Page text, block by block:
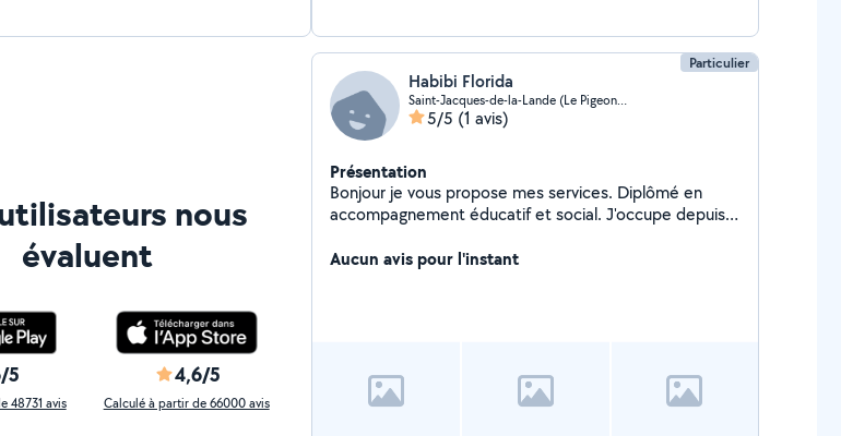
nous
évaluent
5
48731 avis
4,6/5
Calculé à partir de 66000 avis
Particulier
Habibi Florida
Saint-Jacques-de-la-Lande (Le Pigeon Blanc)
5/5 (1 avis)
Présentation
Bonjour je vous propose mes services. Diplômé en
accompagnement éducatif et social. J'occupe depuis
domicile avec un public vieillissant handicapé ainsi que
Aucun avis pour l'instant